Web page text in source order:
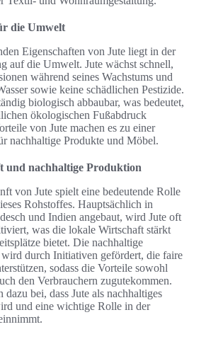
die Umwelt
Eigenschaften von Jute liegt in der
auf die Umwelt. Jute wächst schnell,
während seines Wachstums und
sowie keine schädlichen Pestizide.
biologisch abbaubar, was bedeutet,
ökologischen Fußabdruck
von Jute machen es zu einer
nachhaltige Produkte und Möbel.
und nachhaltige Produktion
von Jute spielt eine bedeutende Rolle
Rohstoffes. Hauptsächlich in
und Indien angebaut, wird Jute oft
was die lokale Wirtschaft stärkt
bietet. Die nachhaltige
durch Initiativen gefördert, die faire
sodass die Vorteile sowohl
den Verbrauchern zugutekommen.
dazu bei, dass Jute als nachhaltiges
und eine wichtige Rolle in der